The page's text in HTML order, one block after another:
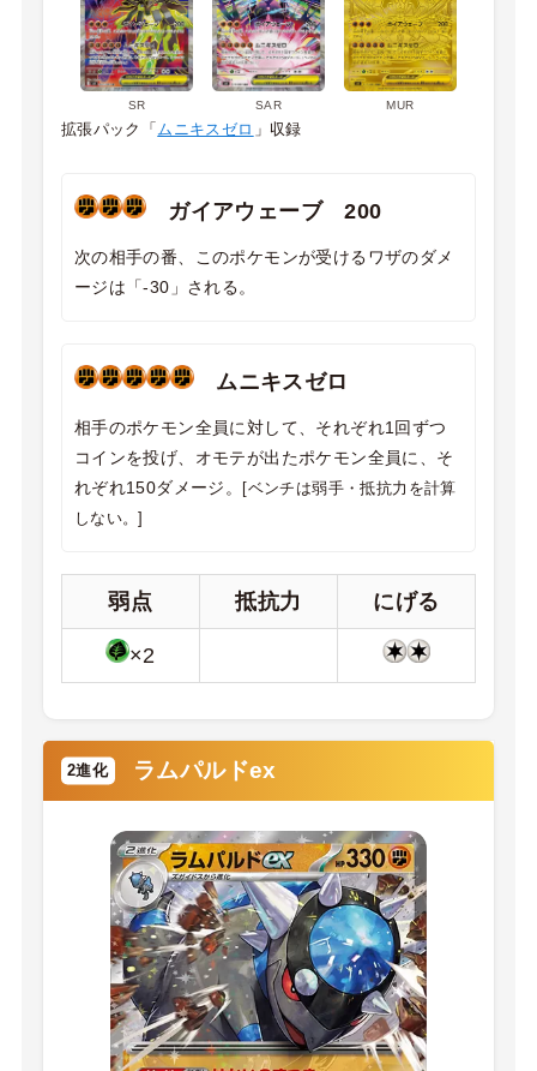
SR SAR MUR
拡張パック「ムニキスゼロ 」収録
ガイアウェーブ 200
次の相手の番、このポケモンが受けるワザのダメ
ージは「-30」される。
ムニキスゼロ
相手のポケモン全員に対して、それぞれ1回ずつ
コインを投げ、オモテが出たポケモン全員に、そ
れぞれ150ダメージ。
[ベンチは弱手・抵抗力を計算
しない。]
弱点 抵抗力 にげる
×2
ラムパルドex